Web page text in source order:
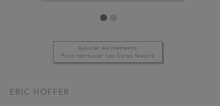
Ajouter au mémento
Pour retrouver vos livres favoris
ERIC HOFFER